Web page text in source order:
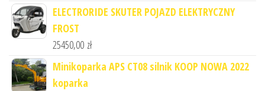
ELECTRORIDE SKUTER POJAZD ELEKTRYCZNY
FROST
25450,00 zł
Minikoparka APS CT08 silnik KOOP NOWA 2022
koparka